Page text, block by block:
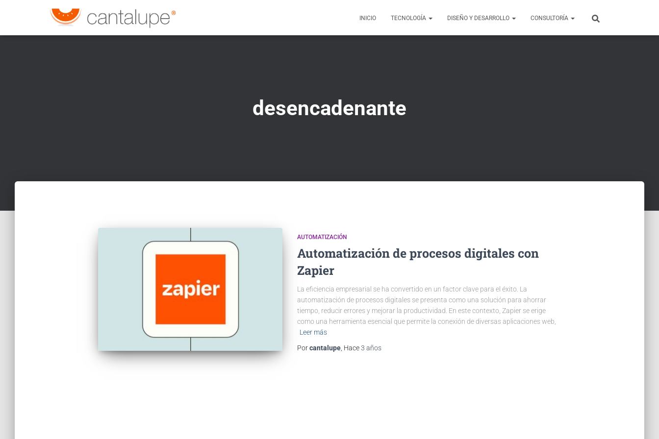
INICIO TECNOLOGÍA DISEÑO Y DESARROLLO CONSULTORÍA
desencadenante
AUTOMATIZACIÓN
Automatización de procesos digitales con
Zapier
La eficiencia empresarial se ha convertido en un factor clave para el éxito. La
automatización de procesos digitales se presenta como una solución para ahorrar
tiempo, reducir errores y mejorar la productividad. En este contexto, Zapier se erige
como una herramienta esencial que permite la conexión de diversas aplicaciones web,
Leer más
Porcantalupe, Hace3 años